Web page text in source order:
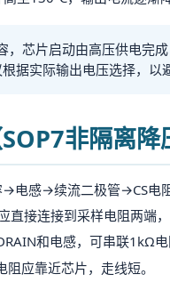
，芯片启动由高压供电完
据实际输出电压选择，以
非隔离降
电感→续流二极管→CS电
直接连接到采样电阻两端
和电感，可串联1kΩ
阻应靠近芯片，走线短。